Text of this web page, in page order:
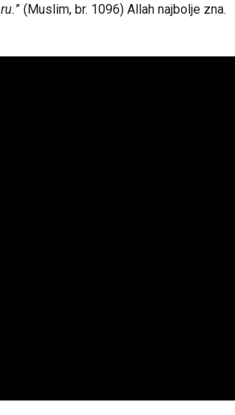
” (Muslim, br. 1096) Allah najbolje zna.